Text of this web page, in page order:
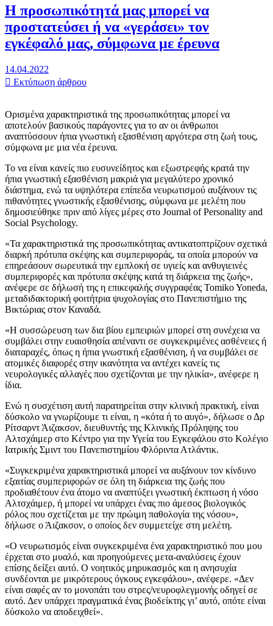
Η προσωπικότητά μας μπορεί να
προστατεύσει ή να «γεράσει» τον
εγκέφαλό μας, σύμφωνα με έρευνα
14.04.2022
Εκτύπωση άρθρου
Ορισμένα χαρακτηριστικά της προσωπικότητας μπορεί να
αποτελούν βασικούς παράγοντες για το αν οι άνθρωποι
αναπτύσσουν ήπια γνωστική εξασθένιση αργότερα στη ζωή τους,
σύμφωνα με μια νέα έρευνα.
Το να είναι κανείς πιο ευσυνείδητος και εξωστρεφής κρατά την
ήπια γνωστική εξασθένιση μακριά για μεγαλύτερο χρονικό
διάστημα, ενώ τα υψηλότερα επίπεδα νευρωτισμού αυξάνουν τις
πιθανότητες γνωστικής εξασθένισης, σύμφωνα με μελέτη που
δημοσιεύθηκε πριν από λίγες μέρες στο Journal of Personality and
Social Psychology.
«Τα χαρακτηριστικά της προσωπικότητας αντικατοπτρίζουν σχετικά
διαρκή πρότυπα σκέψης και συμπεριφοράς, τα οποία μπορούν να
επηρεάσουν σωρευτικά την εμπλοκή σε υγιείς και ανθυγιεινές
συμπεριφορές και πρότυπα σκέψης κατά τη διάρκεια της ζωής»,
ανέφερε σε δήλωσή της η επικεφαλής συγγραφέας Tomiko Yoneda,
μεταδιδακτορική φοιτήτρια ψυχολογίας στο Πανεπιστήμιο της
Βικτώριας στον Καναδά.
«Η συσσώρευση των δια βίου εμπειριών μπορεί στη συνέχεια να
συμβάλει στην ευαισθησία απέναντι σε συγκεκριμένες ασθένειες ή
διαταραχές, όπως η ήπια γνωστική εξασθένιση, ή να συμβάλει σε
ατομικές διαφορές στην ικανότητα να αντέχει κανείς τις
νευρολογικές αλλαγές που σχετίζονται με την ηλικία», ανέφερε η
ίδια.
Ενώ η συσχέτιση αυτή παρατηρείται στην κλινική πρακτική, είναι
δύσκολο να γνωρίζουμε τι είναι, η «κότα ή το αυγό», δήλωσε ο Δρ
Ρίτσαρντ Άιζακσον, διευθυντής της Κλινικής Πρόληψης του
Αλτσχάιμερ στο Κέντρο για την Υγεία του Εγκεφάλου στο Κολέγιο
Ιατρικής Σμιντ του Πανεπιστημίου Φλόριντα Ατλάντικ.
«Συγκεκριμένα χαρακτηριστικά μπορεί να αυξάνουν τον κίνδυνο
εξαιτίας συμπεριφορών σε όλη τη διάρκεια της ζωής που
προδιαθέτουν ένα άτομο να αναπτύξει γνωστική έκπτωση ή νόσο
Αλτσχάιμερ, ή μπορεί να υπάρχει ένας πιο άμεσος βιολογικός
ρόλος που σχετίζεται με την πρώιμη παθολογία της νόσου»,
δήλωσε ο Άιζακσον, ο οποίος δεν συμμετείχε στη μελέτη.
«Ο νευρωτισμός είναι συγκεκριμένα ένα χαρακτηριστικό που μου
έρχεται στο μυαλό, και προηγούμενες μετα-αναλύσεις έχουν
επίσης δείξει αυτό. Ο νοητικός μηρυκασμός και η ανησυχία
συνδέονται με μικρότερους όγκους εγκεφάλου», ανέφερε. «Δεν
είναι σαφές αν το μονοπάτι του στρες/νευροφλεγμονής οδηγεί σε
αυτό. Δεν υπάρχει πραγματικά ένας βιοδείκτης γι’ αυτό, οπότε είναι
δύσκολο να αποδειχθεί».